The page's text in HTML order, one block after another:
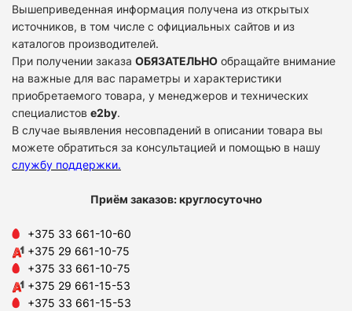
Вышеприведенная информация получена из открытых
источников, в том числе с официальных сайтов и из
каталогов производителей.
При получении заказа ОБЯЗАТЕЛЬНО обращайте внимание
на важные для вас параметры и характеристики
приобретаемого товара, у менеджеров и технических
специалистов e2by.
В случае выявления несовпадений в описании товара вы
можете обратиться за консультацией и помощью в нашу
службу поддержки.
Приём заказов: круглосуточно
+375 33 661-10-60
+375 29 661-10-75
+375 33 661-10-75
+375 29 661-15-53
+375 33 661-15-53